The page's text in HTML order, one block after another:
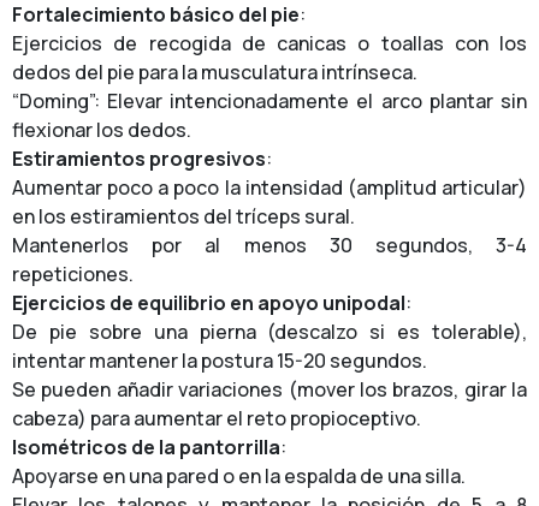
Fortalecimiento básico del pie:
Ejercicios de recogida de canicas o toallas con los
dedos del pie para la musculatura intrínseca.
“Doming”: Elevar intencionadamente el arco plantar sin
flexionar los dedos.
Estiramientos progresivos:
Aumentar poco a poco la intensidad (amplitud articular)
en los estiramientos del tríceps sural.
Mantenerlos por al menos 30 segundos, 3-4
repeticiones.
Ejercicios de equilibrio en apoyo unipodal:
De pie sobre una pierna (descalzo si es tolerable),
intentar mantener la postura 15-20 segundos.
Se pueden añadir variaciones (mover los brazos, girar la
cabeza) para aumentar el reto propioceptivo.
Isométricos de la pantorrilla:
Apoyarse en una pared o en la espalda de una silla.